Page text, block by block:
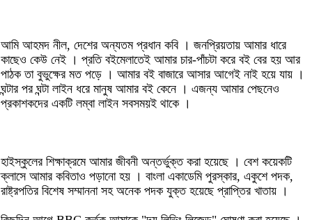
আমি আহমদ নীল, দেশের অন্যতম প্রধান কবি । জনপ্রিয়তায় আমার ধারে
কাছেও কেউ নেই । প্রতি বইমেলাতেই আমার চার-পাঁচটা করে বই বের হয় আর
পাঠক তা বুভুক্ষের মত পড়ে । আমার বই বাজারে আসার আগেই নাই হয়ে যায় ।
ঘন্টার পর ঘন্টা লাইন ধরে মানুষ আমার বই কেনে । এজন্য আমার পেছনেও
প্রকাশকদের একটি লম্বা লাইন সবসময়ই থাকে ।
হাইস্কুলের শিক্ষাক্রমে আমার জীবনী অন্তর্ভুক্ত করা হয়েছে । বেশ কয়েকটি
ক্লাসে আমার কবিতাও পড়ানো হয় । বাংলা একাডেমি পুরস্কার, একুশে পদক,
রাষ্ট্রপতির বিশেষ সম্মাননা সহ অনেক পদক যুক্ত হয়েছে প্রাপ্তির খাতায় ।